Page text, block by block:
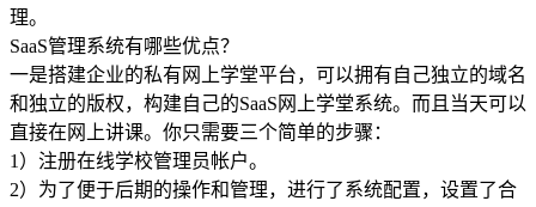
理。
SaaS管理系统有哪些优点？
一是搭建企业的私有网上学堂平台，可以拥有自己独立的域名
和独立的版权，构建自己的SaaS网上学堂系统。而且当天可以
直接在网上讲课。你只需要三个简单的步骤：
1）注册在线学校管理员帐户。
2）为了便于后期的操作和管理，进行了系统配置，设置了合